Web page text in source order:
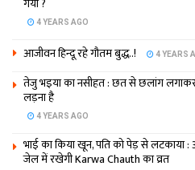
गया ?
4 YEARS AGO
आजीवन हिन्दू रहे गौतम बुद्ध..! 4 YEARS
तेजु भइया का नसीहत : छत से छलांग
लड़ना है
4 YEARS AGO
भाई का किया खून, पति को पेड़ से लटकाया
जेल में रखेगी Karwa Chauth का व्रत